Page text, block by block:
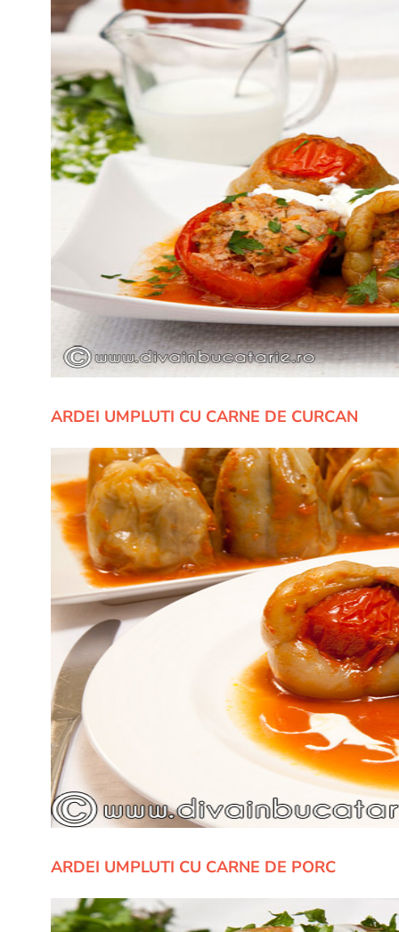
ARDEI UMPLUTI CU CARNE DE CURCAN
ARDEI UMPLUTI CU CARNE DE PORC